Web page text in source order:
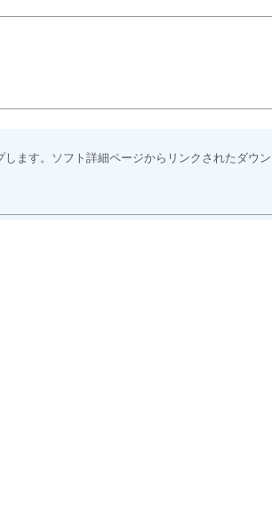
ます。ソフト詳細ページからリンクされたダ